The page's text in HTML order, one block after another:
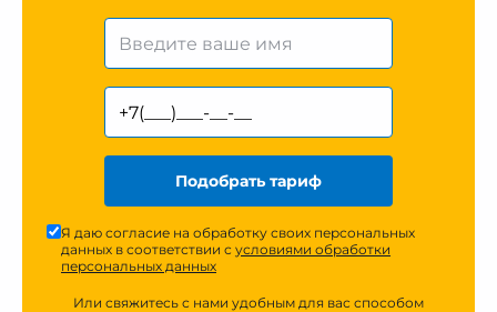
Подобрать тариф
Я даю согласие на обработку своих персональных
данных в соответствии с условиями обработки
персональных данных
Или свяжитесь с нами удобным для вас способом